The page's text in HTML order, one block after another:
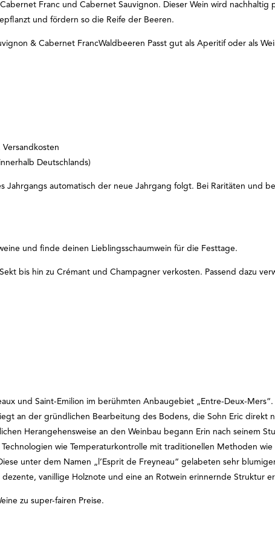
Franc und Cabernet Sauvignon. Dieser Wein wird
und fördern so die Reife der Beeren.
& Cabernet FrancWaldbeeren Passt gut als Aperitif oder als
Deutschlands)
Jahrgangs automatisch der neue Jahrgang folgt. Bei Raritäten und
und finde deinen Lieblingsschaumwein für die Festtage.
bis hin zu Crémant und Champagner verkosten. Passend dazu
und Saint-Emilion im berühmten Anbaugebiet „Entre-Deux-
an der gründlichen Bearbeitung des Bodens, die Sohn Eric direkt
Herangehensweise an den Weinbau begann Erin nach seinem
wie Temperaturkontrolle mit traditionellen Methoden
unter dem Namen „l’Esprit de Freyneau“ gelabeten sehr
vanillige Holznote und eine an Rotwein erinnernde Struktur
zu super-fairen Preise.